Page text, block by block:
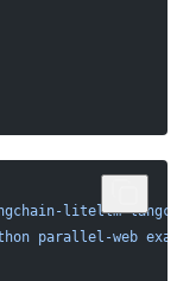
litellm
parallel-web